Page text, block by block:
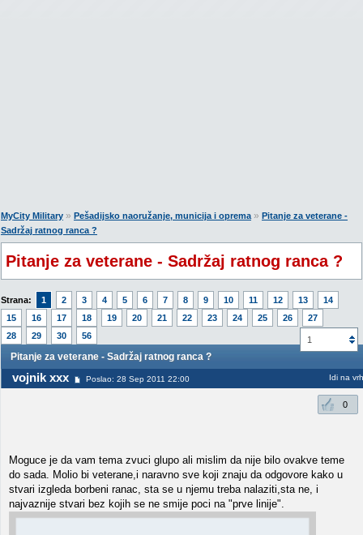
MyCity Military » Pešadijsko naoružanje, municija i oprema» Pitanje za veterane -
Sadržaj ratnog ranca ?
Pitanje za veterane - Sadržaj ratnog ranca ?
Strana: 1 2 3 4 5 6 7 8 9 10 11 12 13
14
15
16 17 18 19 20 21 22 23 24 25 26
27
28
29 30 56 1
Pitanje za veterane - Sadržaj ratnog ranca ?
vojnik xxx Poslao: 28 Sep 2011 22:00 Idi na vrh
0
Moguce je da vam tema zvuci glupo ali mislim da nije bilo ovakve teme
do sada. Molio bi veterane,i naravno sve koji znaju da odgovore kako u
stvari izgleda borbeni ranac, sta se u njemu treba nalaziti,sta ne, i
najvaznije stvari bez kojih se ne smije poci na "prve linije".